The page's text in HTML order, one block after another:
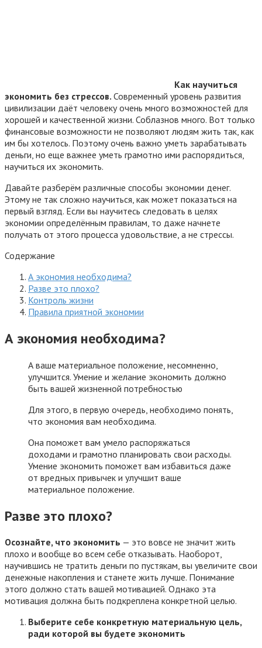
Как научиться
экономить без стрессов. Современный уровень развития
цивилизации даёт человеку очень много возможностей для
хорошей и качественной жизни. Соблазнов много. Вот только
финансовые возможности не позволяют людям жить так, как
им бы хотелось. Поэтому очень важно уметь зарабатывать
деньги, но еще важнее уметь грамотно ими распорядиться,
научиться их экономить.
Давайте разберём различные способы экономии денег.
Этому не так сложно научиться, как может показаться на
первый взгляд. Если вы научитесь следовать в целях
экономии определённым правилам, то даже начнете
получать от этого процесса удовольствие, а не стрессы.
Содержание
А экономия необходима?
Разве это плохо?
Контроль жизни
Правила приятной экономии
А экономия необходима?
А ваше материальное положение, несомненно,
улучшится. Умение и желание экономить должно
быть вашей жизненной потребностью
Для этого, в первую очередь, необходимо понять,
что экономия вам необходима.
Она поможет вам умело распоряжаться
доходами и грамотно планировать свои расходы.
Умение экономить поможет вам избавиться даже
от вредных привычек и улучшит ваше
материальное положение.
Разве это плохо?
Осознайте, что экономить — это вовсе не значит жить
плохо и вообще во всем себе отказывать. Наоборот,
научившись не тратить деньги по пустякам, вы увеличите свои
денежные накопления и станете жить лучше. Понимание
этого должно стать вашей мотивацией. Однако эта
мотивация должна быть подкреплена конкретной целью.
Выберите себе конкретную материальную цель,
ради которой вы будете экономить